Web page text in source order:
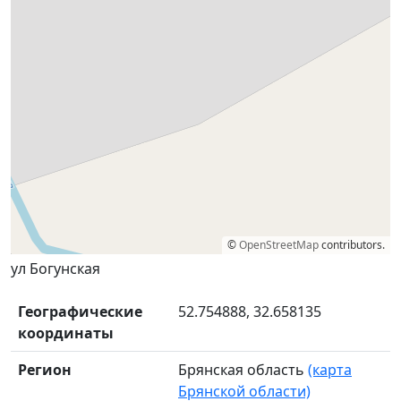
©OpenStreetMapcontributors.
ул Богунская
Географические
координаты
52.754888, 32.658135
Регион Брянская область (карта
Брянской области)